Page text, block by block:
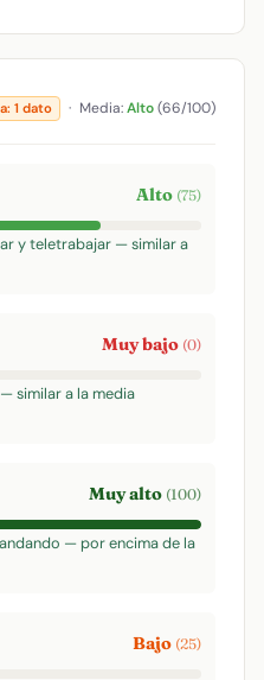
1 dato · Media:Alto(66/100)
Alto (75)
y teletrabajar — similar a
Muy bajo (0)
similar a la media
Muy alto (100)
— por encima de la
Bajo (25)